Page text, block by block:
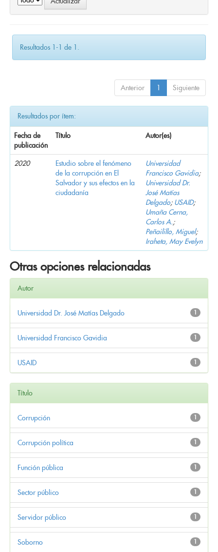
Resultados 1-1 de 1.
Anterior 1 Siguiente
Resultados por ítem:
Fecha de
publicación
Título Autor(es)
2020
Estudio sobre el fenómeno
de la corrupción en El
Salvador y sus efectos en la
ciudadanía
Universidad
Francisco Gavidia;
Universidad Dr.
José Matías
Delgado; USAID;
Umaña Cerna,
Carlos A.;
Peñailillo, Miguel;
Iraheta, May Evelyn
Otras opciones relacionadas
Autor
1
Universidad Dr. José Matías Delgado
1
Universidad Francisco Gavidia
1
USAID
Título
1
Corrupción
1
Corrupción política
1
Función pública
1
Sector público
1
Servidor público
1
Soborno